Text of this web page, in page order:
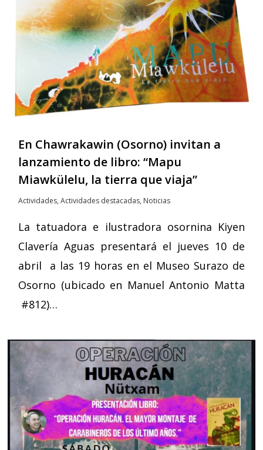
En Chawrakawin (Osorno) invitan a
lanzamiento de libro: “Mapu
Miawkülelu, la tierra que viaja”
Actividades,Actividades destacadas, Noticias
La tatuadora e ilustradora osornina Kiyen
Clavería Aguas presentará el jueves 10 de
abril a las 19 horas en el Museo Surazo de
Osorno (ubicado en Manuel Antonio Matta
#812)…